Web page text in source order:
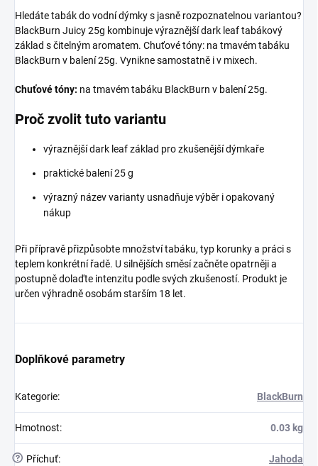
Hledáte tabák do vodní dýmky s jasně rozpoznatelnou variantou?
BlackBurn Juicy 25g kombinuje výraznější dark leaf tabákový
základ s čitelným aromatem. Chuťové tóny: na tmavém tabáku
BlackBurn v balení 25g. Vynikne samostatně i v mixech.
Chuťové tóny: na tmavém tabáku BlackBurn v balení 25g.
Proč zvolit tuto variantu
výraznější dark leaf základ pro zkušenější dýmkaře
praktické balení 25 g
výrazný název varianty usnadňuje výběr i opakovaný
nákup
Při přípravě přizpůsobte množství tabáku, typ korunky a práci s
teplem konkrétní řadě. U silnějších směsí začněte opatrněji a
postupně dolaďte intenzitu podle svých zkušeností. Produkt je
určen výhradně osobám starším 18 let.
Doplňkové parametry
Kategorie: BlackBurn
Hmotnost: 0.03 kg
? Příchuť: Jahoda